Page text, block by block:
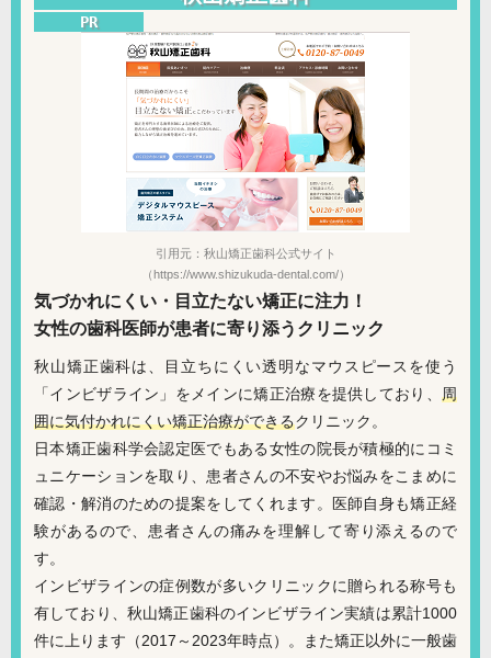
引用元：秋山矯正歯科公式サイト
（https://www.shizukuda-dental.com/）
気づかれにくい・目立たない矯正に注力！
女性の歯科医師が患者に寄り添うクリニック
秋山矯正歯科は、目立ちにくい透明なマウスピースを使う
「インビザライン」をメインに矯正治療を提供しており、 周
囲に気付かれにくい矯正治療ができるクリニック。
日本矯正歯科学会認定医でもある女性の院長が積極的にコミ
ュニケーションを取り、患者さんの不安やお悩みをこまめに
確認・解消のための提案をしてくれます。医師自身も矯正経
験があるので、患者さんの痛みを理解して寄り添えるので
す。
インビザラインの症例数が多いクリニックに贈られる称号も
有しており、秋山矯正歯科のインビザライン実績は累計1000
件に上ります（2017～2023年時点）。また矯正以外に一般歯